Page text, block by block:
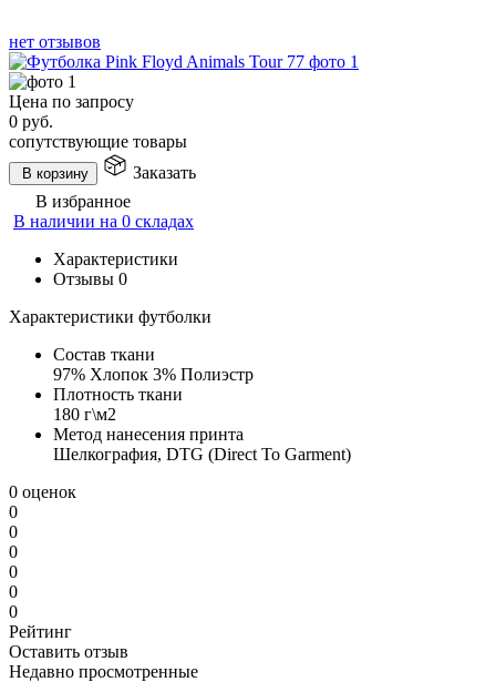
нет отзывов
Цена по запросу
0 руб.
сопутствующие товары
В корзину
Заказать
В избранное
В наличии на 0 складах
Характеристики
Отзывы 0
Характеристики футболки
Состав ткани
97% Хлопок 3% Полиэстр
Плотность ткани
180 г\м2
Метод нанесения принта
Шелкография, DTG (Direct To Garment)
0 оценок
0
0
0
0
0
0
Рейтинг
Оставить отзыв
Недавно просмотренные